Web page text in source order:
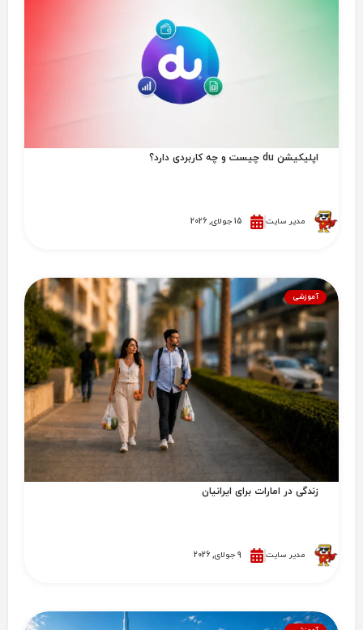
اپلیکیشن du چیست و چه کاربردی دارد؟
مدیر سایت 15 جولای, 2026
آموزشی
زندگی در امارات برای ایرانیان
مدیر سایت 9 جولای, 2026